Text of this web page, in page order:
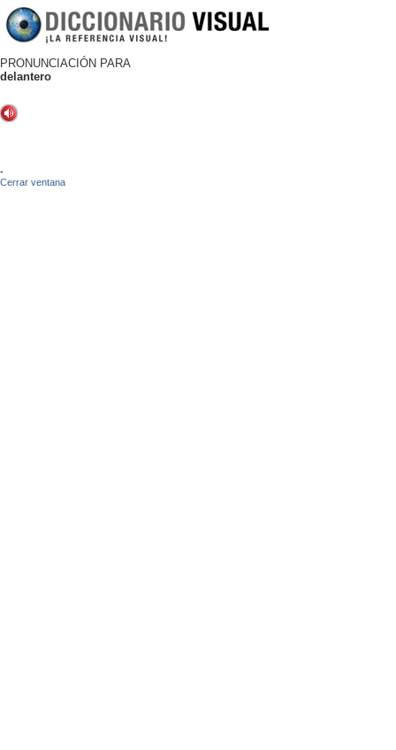
PRONUNCIACIÓN PARA
delantero
-
Cerrar ventana